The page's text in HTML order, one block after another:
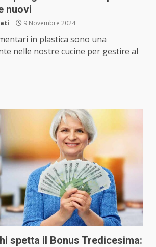
nuovi
9 Novembre 2024
in plastica sono una
nelle nostre cucine per gestire al
spetta il Bonus Tredicesima: